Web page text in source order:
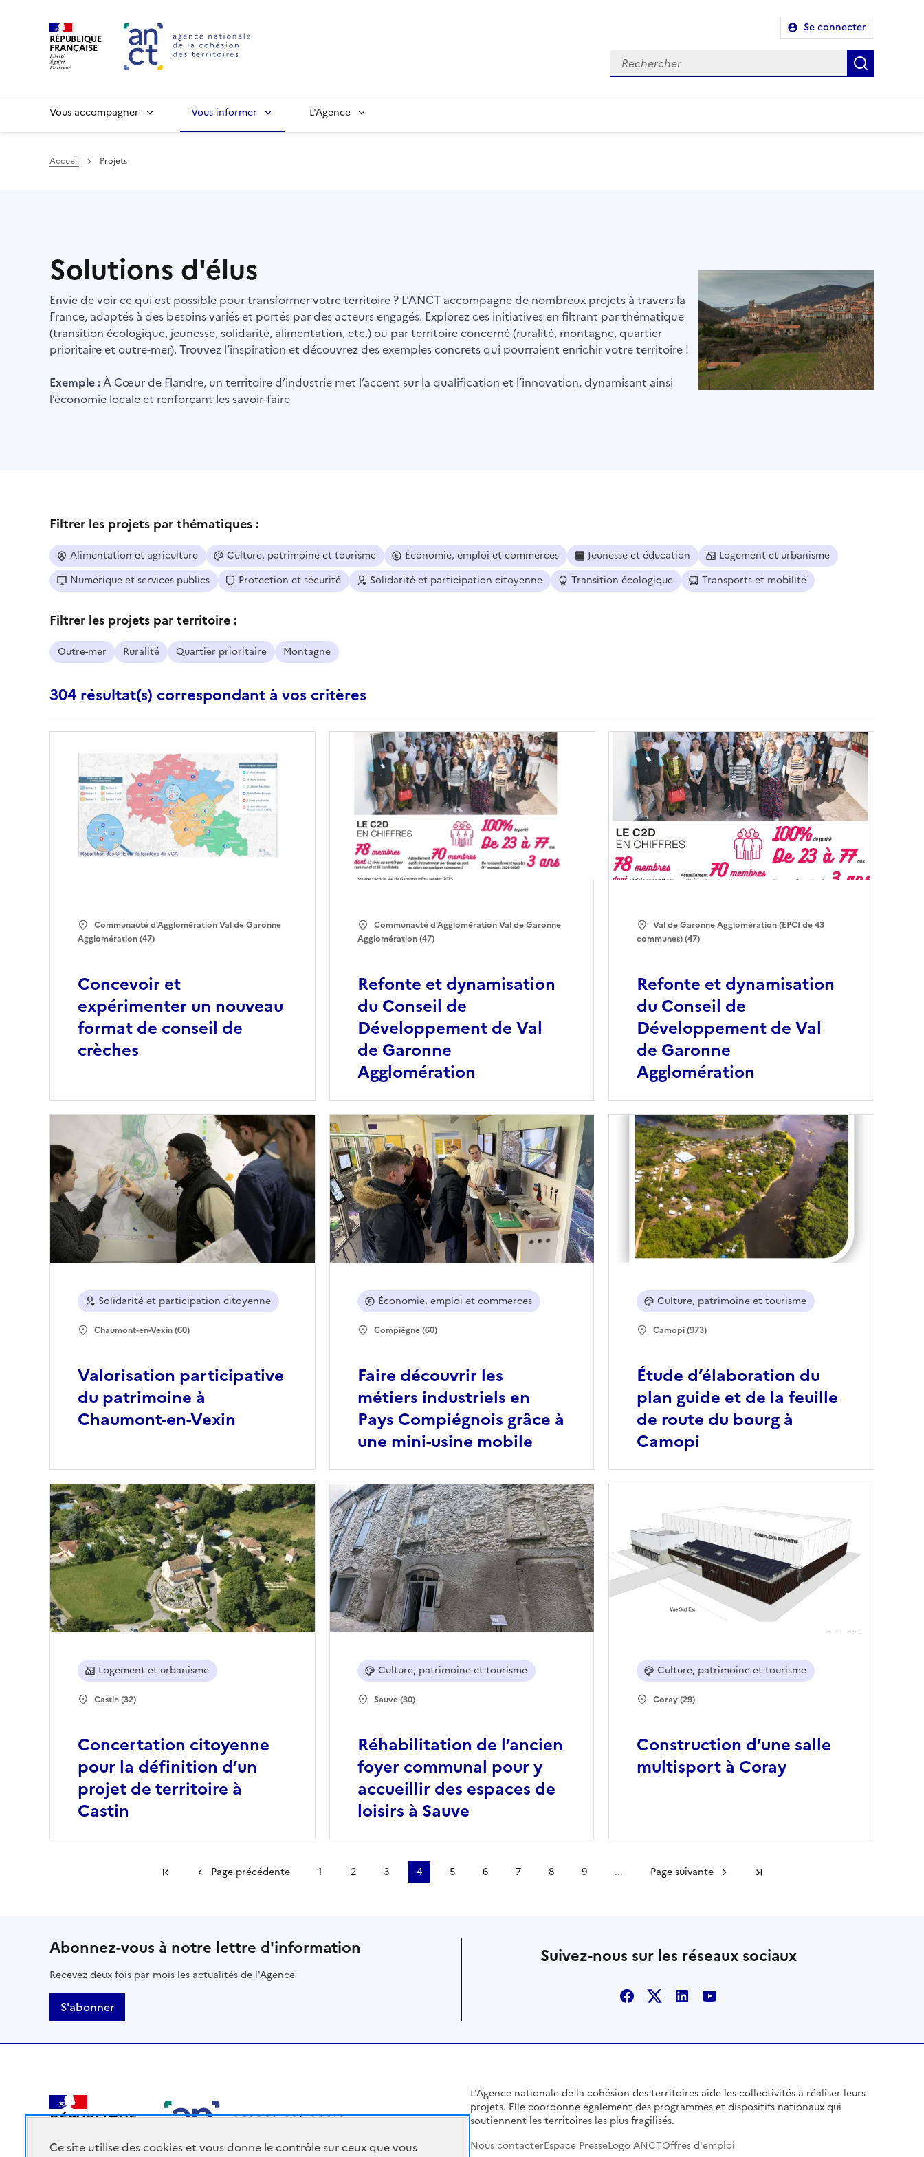
Ce site utilise des cookies et vous donne le contrôle sur ceux que vous
RÉPUBLIQUE
FRANÇAISE
Se connecter
Vous accompagner Vous informer L'Agence
Accueil Projets
Solutions d'élus
Envie de voir ce qui est possible pour transformer votre territoire ? L'ANCT accompagne de nombreux projets à travers la
France, adaptés à des besoins variés et portés par des acteurs engagés. Explorez ces initiatives en filtrant par thématique
(transition écologique, jeunesse, solidarité, alimentation, etc.) ou par territoire concerné (ruralité, montagne, quartier
prioritaire et outre-mer). Trouvez l’inspiration et découvrez des exemples concrets qui pourraient enrichir votre territoire !
Exemple :À Cœur de Flandre, un territoire d’industrie met l’accent sur la qualification et l’innovation, dynamisant ainsi
l’économie locale et renforçant les savoir-faire
Filtrer les projets par thématiques :
Alimentation et agriculture Culture, patrimoine et tourisme Économie, emploi et commerces Jeunesse et éducation
Logement et urbanisme
Numérique et services publics
Protection et sécurité Solidarité et participation citoyenne Transition écologique Transports et mobilité
Filtrer les projets par territoire :
Outre-mer Ruralité Quartier prioritaire Montagne
304 résultat(s) correspondant à vos critères
Concevoir et
expérimenter un nouveau
format de conseil de
crèches
Communauté d'Agglomération Val de Garonne
Agglomération (47)
Refonte et dynamisation
du Conseil de
Développement de Val
de Garonne
Agglomération
Communauté d'Agglomération Val de Garonne
Agglomération (47)
Refonte et dynamisation
du Conseil de
Développement de Val
de Garonne
Agglomération
Val de Garonne Agglomération (EPCI de 43
communes) (47)
Valorisation participative
du patrimoine à
Chaumont-en-Vexin
Solidarité et participation citoyenne
Chaumont-en-Vexin (60)
Faire découvrir les
métiers industriels en
Pays Compiégnois grâce à
une mini-usine mobile
Économie, emploi et commerces
Compiègne (60)
Étude d’élaboration du
plan guide et de la feuille
de route du bourg à
Camopi
Culture, patrimoine et tourisme
Camopi (973)
Concertation citoyenne
pour la définition d’un
projet de territoire à
Castin
Logement et urbanisme
Castin (32)
Réhabilitation de l’ancien
foyer communal pour y
accueillir des espaces de
loisirs à Sauve
Culture, patrimoine et tourisme
Sauve (30)
Construction d’une salle
multisport à Coray
Culture, patrimoine et tourisme
Coray (29)
Première page
Page précédente 1 2 3 4 5 6 7 8 9 ... Page suivante
Abonnez-vous à notre lettre d'information
Recevez deux fois par mois les actualités de l'Agence
S'abonner
Suivez-nous sur les réseaux sociaux
Facebook
X LinkedinYoutube
RÉPUBLIQUE
L'Agence nationale de la cohésion des territoires aide les collectivités à réaliser leurs
projets. Elle coordonne également des programmes et dispositifs nationaux qui
soutiennent les territoires les plus fragilisés.
Nous contacterEspace PresseLogo ANCTOffres d'emploi